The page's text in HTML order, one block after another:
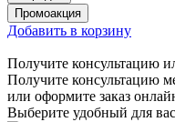
Добавить в корзину
Получите консультацию
Получите консультацию
или оформите заказ
Выберите удобный для